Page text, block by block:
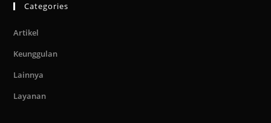
Categories
Artikel
Keunggulan
Lainnya
Layanan